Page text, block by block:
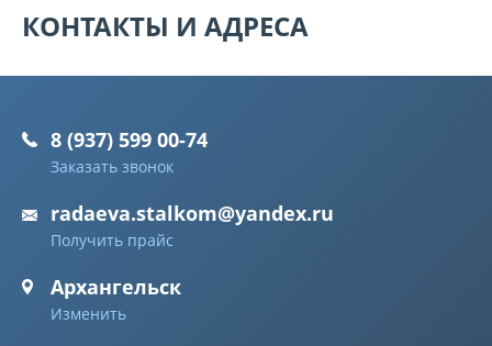
КОНТАКТЫ И АДРЕСА
8 (937) 599 00-74
Заказать звонок
radaeva.stalkom@yandex.ru
Получить прайс
Архангельск
Изменить